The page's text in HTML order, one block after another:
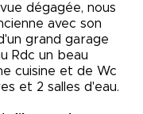
dégagée, nous
avec son
grand garage
Rdc un beau
cuisine et de Wc
et 2 salles d'eau.